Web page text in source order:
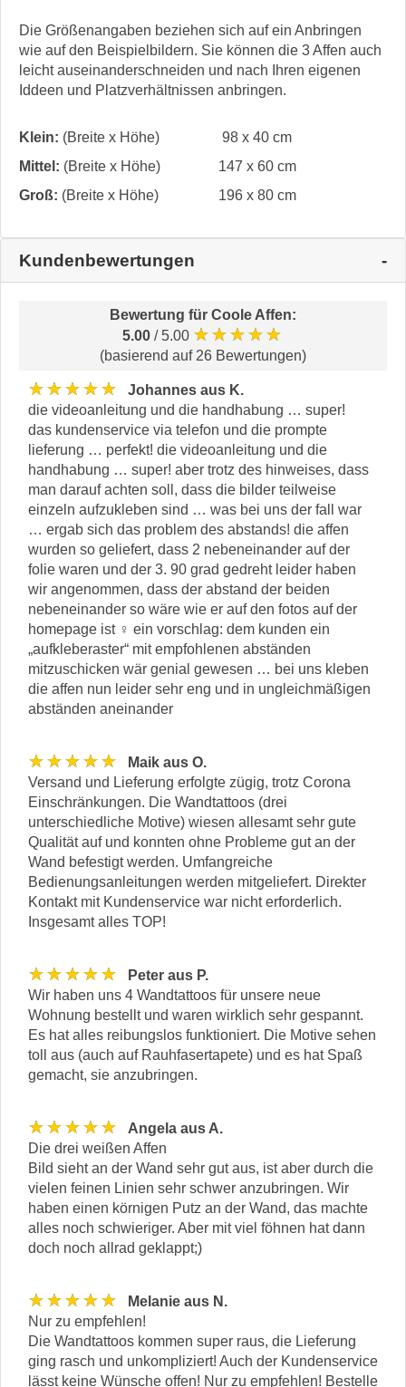
Die Größenangaben beziehen sich auf ein Anbringen
wie auf den Beispielbildern. Sie können die 3 Affen auch
leicht auseinanderschneiden und nach Ihren eigenen
Iddeen und Platzverhältnissen anbringen.
Klein: (Breite x Höhe)
98 x 40 cm
Mittel: (Breite x Höhe)
147 x 60 cm
Groß: (Breite x Höhe) 196 x 80 cm
Kundenbewertungen
Bewertung für Coole Affen:
5.00 / 5.00 ★★★★★
(basierend auf 26 Bewertungen)
★★★★★
Johannes aus K.
die videoanleitung und die handhabung … super!
das kundenservice via telefon und die prompte
lieferung … perfekt! die videoanleitung und die
handhabung … super! aber trotz des hinweises, dass
man darauf achten soll, dass die bilder teilweise
einzeln aufzukleben sind … was bei uns der fall war
… ergab sich das problem des abstands! die affen
wurden so geliefert, dass 2 nebeneinander auf der
folie waren und der 3. 90 grad gedreht leider haben
wir angenommen, dass der abstand der beiden
nebeneinander so wäre wie er auf den fotos auf der
homepage ist ‍♀️ ein vorschlag: dem kunden ein
„aufkleberaster“ mit empfohlenen abständen
mitzuschicken wär genial gewesen … bei uns kleben
die affen nun leider sehr eng und in ungleichmäßigen
abständen aneinander
★★★★★
Maik aus O.
Versand und Lieferung erfolgte zügig, trotz Corona
Einschränkungen. Die Wandtattoos (drei
unterschiedliche Motive) wiesen allesamt sehr gute
Qualität auf und konnten ohne Probleme gut an der
Wand befestigt werden. Umfangreiche
Bedienungsanleitungen werden mitgeliefert. Direkter
Kontakt mit Kundenservice war nicht erforderlich.
Insgesamt alles TOP!
★★★★★
Peter aus P.
Wir haben uns 4 Wandtattoos für unsere neue
Wohnung bestellt und waren wirklich sehr gespannt.
Es hat alles reibungslos funktioniert. Die Motive sehen
toll aus (auch auf Rauhfasertapete) und es hat Spaß
gemacht, sie anzubringen.
★★★★★
Angela aus A.
Die drei weißen Affen
Bild sieht an der Wand sehr gut aus, ist aber durch die
vielen feinen Linien sehr schwer anzubringen. Wir
haben einen körnigen Putz an der Wand, das machte
alles noch schwieriger. Aber mit viel föhnen hat dann
doch noch allrad geklappt;)
★★★★★
Melanie aus N.
Nur zu empfehlen!
Die Wandtattoos kommen super raus, die Lieferung
ging rasch und unkompliziert! Auch der Kundenservice
lässt keine Wünsche offen! Nur zu empfehlen! Bestelle